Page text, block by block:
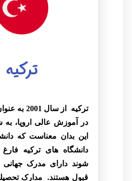
ترکیه
ترکیه
از سال
در آموزش عالی اروپا،
این بدان معناست که
دانشگاه های ترکیه
شوند دارای مدرک جهانی
قبول هستند.
مدارک